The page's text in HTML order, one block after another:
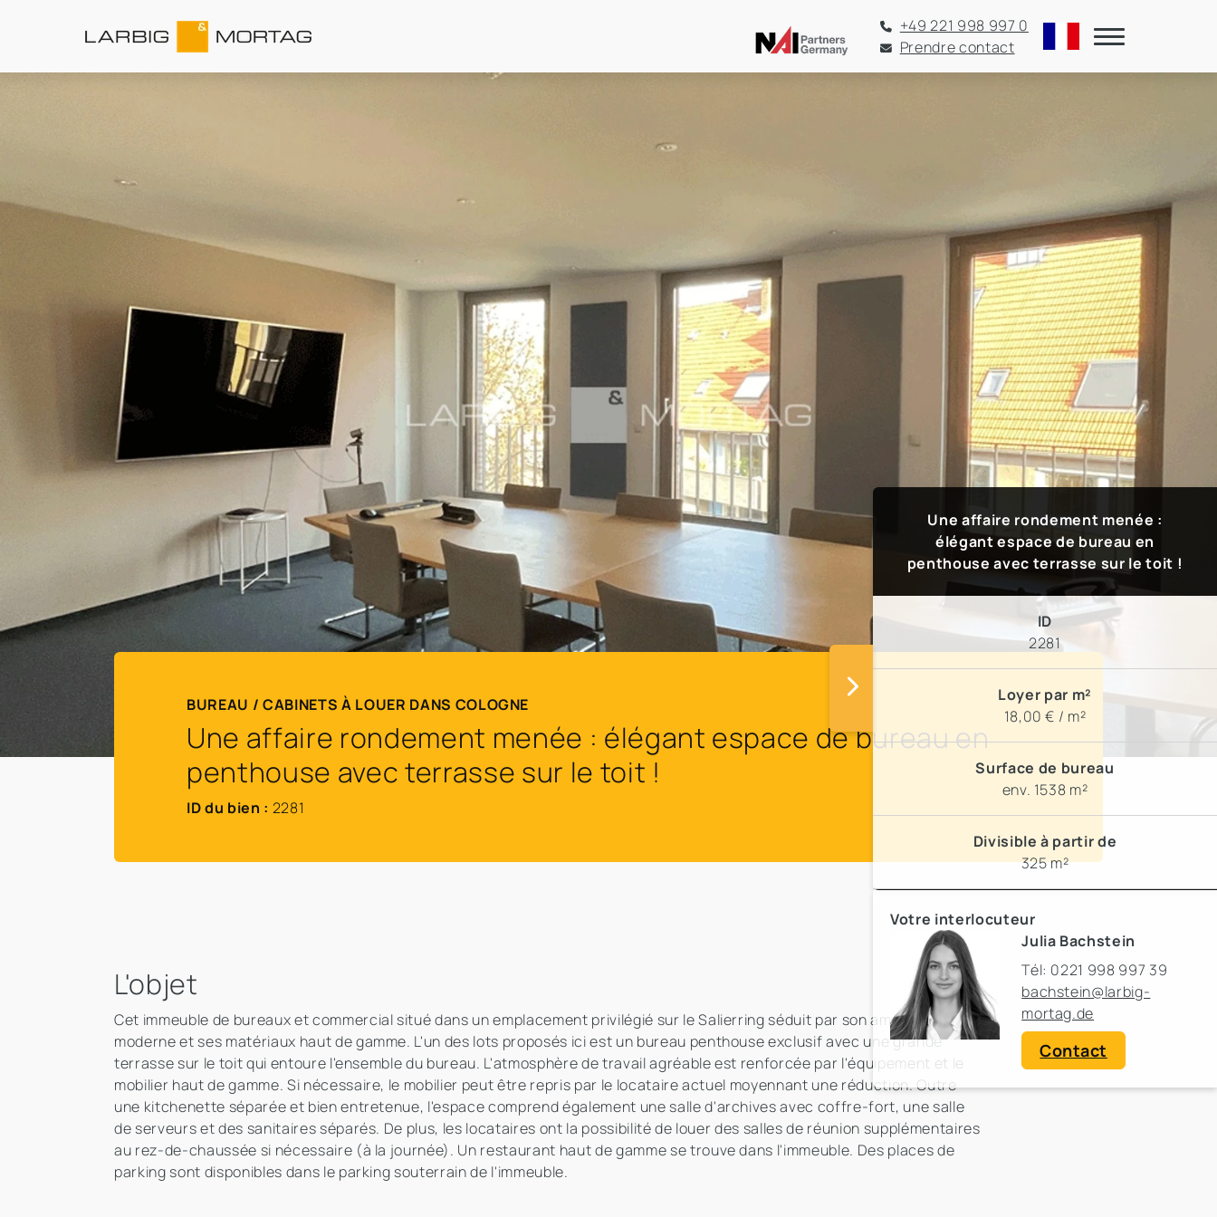
+49 221 998 997 0
Prendre contact
BUREAU / CABINETS À LOUER DANS COLOGNE
Une affaire rondement menée : élégant espace de bureau en
penthouse avec terrasse sur le toit !
ID du bien : 2281
L'objet
Cet immeuble de bureaux et commercial situé dans un emplacement privilégié sur le Salierring séduit par son ambiance
moderne et ses matériaux haut de gamme. L'un des lots proposés ici est un bureau penthouse exclusif avec une grande
terrasse sur le toit qui entoure l'ensemble du bureau. L'atmosphère de travail agréable est renforcée par l'équipement et le
mobilier haut de gamme. Si nécessaire, le mobilier peut être repris par le locataire actuel moyennant une réduction. Outre
une kitchenette séparée et bien entretenue, l'espace comprend également une salle d'archives avec coffre-fort, une salle
de serveurs et des sanitaires séparés. De plus, les locataires ont la possibilité de louer des salles de réunion supplémentaires
au rez-de-chaussée si nécessaire (à la journée). Un restaurant haut de gamme se trouve dans l'immeuble. Des places de
parking sont disponibles dans le parking souterrain de l'immeuble.
Une affaire rondement menée :
élégant espace de bureau en
penthouse avec terrasse sur le toit !
ID
2281
Loyer par m²
18,00 € / m²
Surface de bureau
env. 1538 m²
Divisible à partir de
325 m²
Votre interlocuteur
Julia Bachstein
Tél: 0221 998 997 39
bachstein@larbig-
mortag.de
Contact